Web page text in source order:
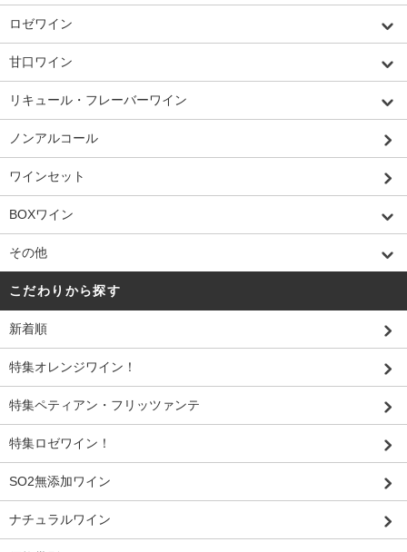
ロゼワイン
甘口ワイン
リキュール・フレーバーワイン
ノンアルコール
ワインセット
BOXワイン
その他
こだわりから探す
新着順
特集オレンジワイン！
特集ペティアン・フリッツァンテ
特集ロゼワイン！
SO2無添加ワイン
ナチュラルワイン